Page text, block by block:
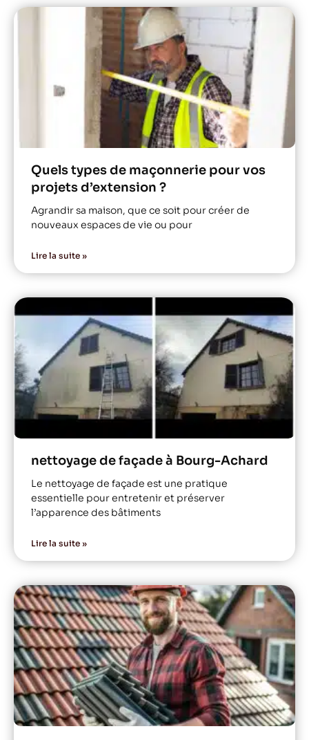
Quels types de maçonnerie pour vos
projets d’extension ?
Agrandir sa maison, que ce soit pour créer de
nouveaux espaces de vie ou pour
Lire la suite »
nettoyage de façade à Bourg-Achard
Le nettoyage de façade est une pratique
essentielle pour entretenir et préserver
l’apparence des bâtiments
Lire la suite »